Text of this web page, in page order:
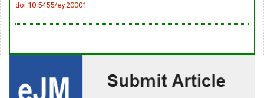
doi:10.5455/ey.20001